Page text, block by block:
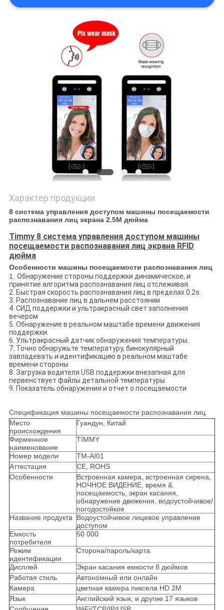
Характер продукции
8 система управления доступом машины посещаемости
распознавания лиц экрана 2.5M дюйма
Timmy 8 система управления доступом машины
посещаемости распознавания лиц экрана RFID
дюйма
Особенности машины посещаемости распознавания лиц
1. Обнаружение стороны поддержки динамическое, и
принятие алгоритма распознавания лиц отслеживая.
2. Быстрая скорость распознавания лиц в пределах 0.2s.
3. Распознавание лиц в дальнем расстоянии
4. СИД поддержки и ультракрасный свет заполнения
вечером
5. Обнаружение в реальном маштабе времени движения
поддержки.
6. Ультракрасный датчик обнаружения температуры.
7. Точно обнаружьте температуру, бинокулярный
завладевать и идентификацию в реальном маштабе
времени стороны
8. Загрузка водителя USB поддержки внезапная для
первенствует файлы детальной температуры
9. Показатель обнаружения и отчет о посещаемости
Спецификация машины посещаемости распознавания лиц
Место
происхождения
Гуандун, Китай
Фирменное
наименование
TIMMY
Номер модели
TM-AI01
Аттестация
CE, ROHS
Особенности
Встроенная камера, встроенная сирена,
НОЧНОЕ ВИДЕНИЕ, время &
посещаемость, экран касания,
обнаружение движения, водоустойчивое/
погодостойкое
Название продукта Водоустойчивое лицевое управление
доступом
Емкость
потребителя
50 000
Режим
идентификации
Сторона/пароль/карта
Дисплей
Экран касания емкости 8 дюймов
Работая стиль
Автономный или онлайн
Камера
цветная камера пиксела HD 2M
Язык
Английский язык, и другие 17 языков